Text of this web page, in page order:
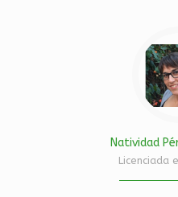
Natividad
Licenciada